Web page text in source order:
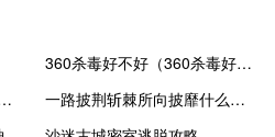
360杀毒好不好（360杀毒好吗）
脸上痘痘怎么根治）
一路披荆斩棘所向披靡什么意思